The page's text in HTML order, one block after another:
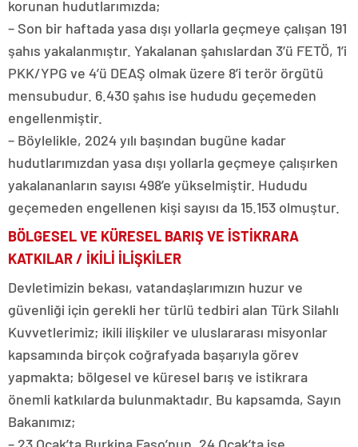
korunan hudutlarımızda;
– Son bir haftada yasa dışı yollarla geçmeye çalışan 191
şahıs yakalanmıştır. Yakalanan şahıslardan 3’ü FETÖ, 1’i
PKK/YPG ve 4’ü DEAŞ olmak üzere 8’i terör örgütü
mensubudur. 6.430 şahıs ise hududu geçemeden
engellenmiştir.
– Böylelikle, 2024 yılı başından bugüne kadar
hudutlarımızdan yasa dışı yollarla geçmeye çalışırken
yakalananların sayısı 498’e yükselmiştir. Hududu
geçemeden engellenen kişi sayısı da 15.153 olmuştur.
BÖLGESEL VE KÜRESEL BARIŞ VE İSTİKRARA
KATKILAR / İKİLİ İLİŞKİLER
Devletimizin bekası, vatandaşlarımızın huzur ve
güvenliği için gerekli her türlü tedbiri alan Türk Silahlı
Kuvvetlerimiz; ikili ilişkiler ve uluslararası misyonlar
kapsamında birçok coğrafyada başarıyla görev
yapmakta; bölgesel ve küresel barış ve istikrara
önemli katkılarda bulunmaktadır. Bu kapsamda, Sayın
Bakanımız;